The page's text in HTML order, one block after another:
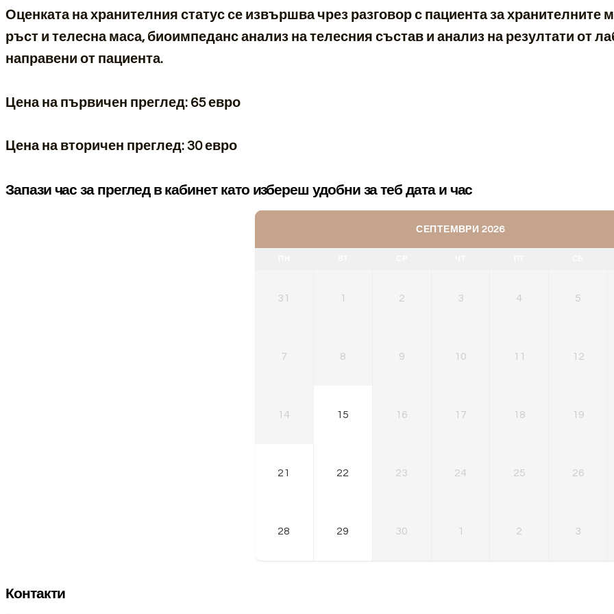
Оценката на хранителния статус се извършва чрез разговор с пациента за
ръст и телесна маса, биоимпеданс анализ на телесния състав и анализ на резултати от
направени от пациента.
Цена на първичен преглед: 65 евро
Цена на вторичен преглед: 30 евро
Запази час за преглед в кабинет като избереш удобни за теб дата и час
СЕПТЕМВРИ 2026
31 1 2 3 4 5
7 8 9 10 11 12
14 15 16 17 18 19
21 22 23 24 25 26
28 29 30 1 2 3
Контакти